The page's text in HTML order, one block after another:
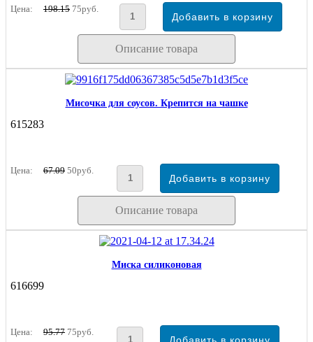
Цена: 198.15 75руб.
Описание товара
Мисочка для соусов. Крепится на чашке
615283
Цена: 67.09 50руб.
Описание товара
Миска силиконовая
616699
Цена: 95.77 75руб.